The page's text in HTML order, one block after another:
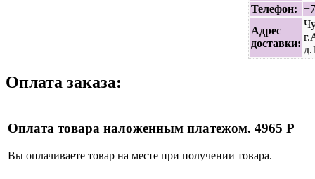
Телефон:
Адрес
доставки:
Оплата заказа:
Оплата товара наложенным платежом. 4965 Р
Вы оплачиваете товар на месте при получении товара.